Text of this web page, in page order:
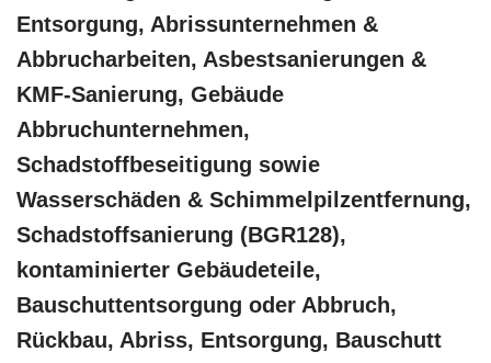
Entsorgung, Abrissunternehmen &
Abbrucharbeiten, Asbestsanierungen &
KMF-Sanierung, Gebäude
Abbruchunternehmen,
Schadstoffbeseitigung sowie
Wasserschäden & Schimmelpilzentfernung,
Schadstoffsanierung (BGR128),
kontaminierter Gebäudeteile,
Bauschuttentsorgung oder Abbruch,
Rückbau, Abriss, Entsorgung, Bauschutt